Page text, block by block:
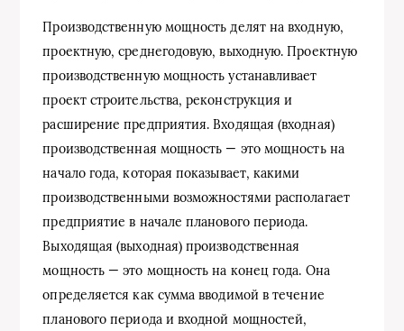
Производственную мощность делят на входную,
проектную, среднегодовую, выходную. Проектную
производственную мощность устанавливает
проект строительства, реконструкция и
расширение предприятия. Входящая (входная)
производственная мощность — это мощность на
начало года, которая показывает, какими
производственными возможностями располагает
предприятие в начале планового периода.
Выходящая (выходная) производственная
мощность — это мощность на конец года. Она
определяется как сумма вводимой в течение
планового периода и входной мощностей,